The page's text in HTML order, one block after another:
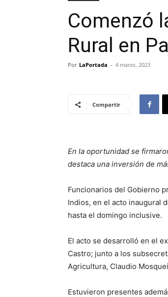
Comenzó
Rural en
Por LaPortada - 4 marzo, 2023
Compartir
En la oportunidad se
destaca una inversión de
Funcionarios del Gobierno
Indios, en el acto inaugural
hasta el domingo inclusive.
El acto se desarrolló en el
Castro; junto a los
Agricultura, Claudio
Estuvieron presentes